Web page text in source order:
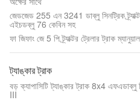
জেডজেড 255 এন 3241 ডাব্লু সিনট্রিক
এইচডব্লু 76 কেবিন সহ
ফা জিফাং জে 5 পি ট্র্যাক্টর ট্রেলার ট্রাক
ট্যাঙ্কার ট্রাক
বড় ক্যাপাসিটি ট্যাঙ্কার ট্রাক 8x4
III